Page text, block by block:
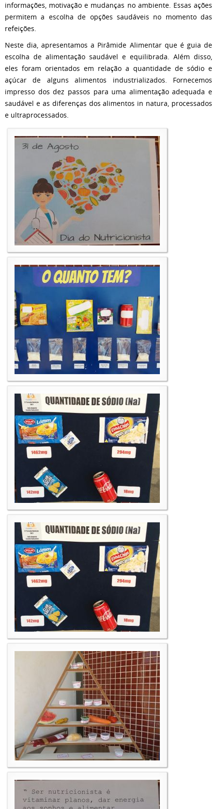
informações, motivação e mudanças no ambiente. Essas ações
permitem a escolha de opções saudáveis no momento das
refeições.
Neste dia, apresentamos a Pirâmide Alimentar que é guia de
escolha de alimentação saudável e equilibrada. Além disso,
eles foram orientados em relação a quantidade de sódio e
açúcar de alguns alimentos industrializados. Fornecemos
impresso dos dez passos para uma alimentação adequada e
saudável e as diferenças dos alimentos in natura, processados
e ultraprocessados.